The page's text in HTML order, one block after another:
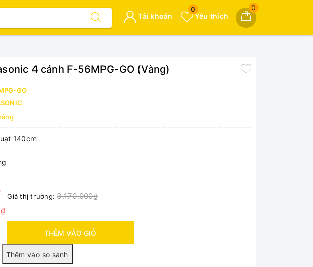
0
Yêu thích
0
Tài khoản
4 cánh F-56MPG-GO (Vàng)
GO
140cm
Giá thị trường:3.170.000₫
THÊM VÀO GIỎ